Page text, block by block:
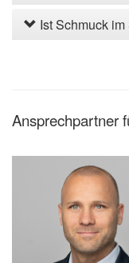
Ist Schmuck
Ansprechpartner